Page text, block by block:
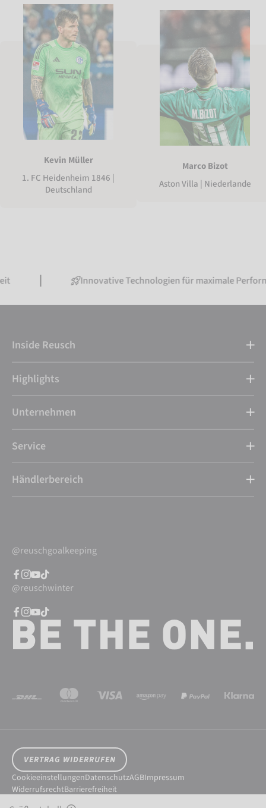
Kevin Müller
1. FC Heidenheim 1846 |
Deutschland
Marco Bizot
Aston Villa | Niederlande
Innovative Technologien für maximale Performance
Inside Reusch
Highlights
Unternehmen
Service
Händlerbereich
@reuschgoalkeeping
@reuschwinter
VERTRAG WIDERRUFEN
CookieeinstellungenDatenschutzAGBImpressum
WiderrufsrechtBarrierefreiheit
© 2026 Reusch International SpA - AG